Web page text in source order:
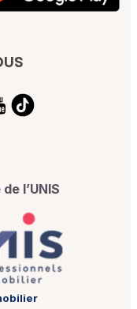
l’UNIS